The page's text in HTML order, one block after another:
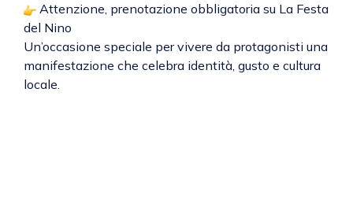
Attenzione, prenotazione obbligatoria su La Festa
del Nino
Un’occasione speciale per vivere da protagonisti una
manifestazione che celebra identità, gusto e cultura
locale.